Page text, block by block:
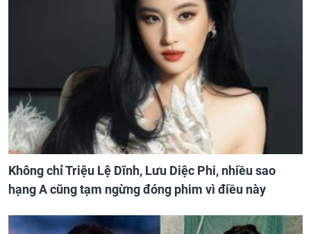
Không chỉ Triệu Lệ Dĩnh, Lưu Diệc Phi, nhiều sao
hạng A cũng tạm ngừng đóng phim vì điều này